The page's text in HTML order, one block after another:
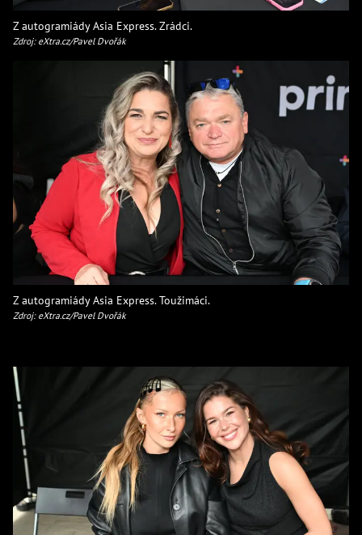
Z autogramiády Asia Express. Zrádci.
Zdroj: eXtra.cz/Pavel Dvořák
Z autogramiády Asia Express. Toužimáci.
Zdroj: eXtra.cz/Pavel Dvořák